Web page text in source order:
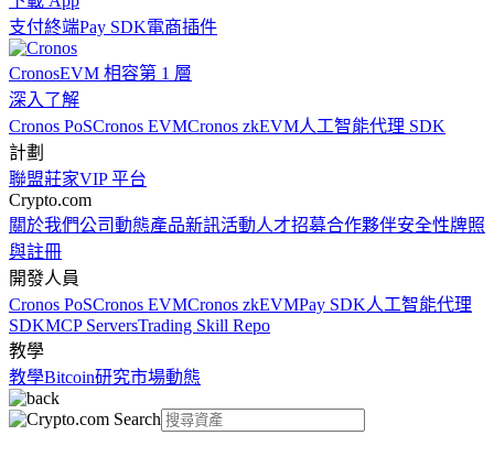
支付終端Pay SDK電商插件
CronosEVM 相容第 1 層
深入了解
Cronos PoSCronos EVMCronos zkEVM人工智能代理 SDK
計劃
聯盟莊家VIP 平台
Crypto.com
關於我們公司動態產品新訊活動人才招募合作夥伴安全性牌照
與註冊
開發人員
Cronos PoSCronos EVMCronos zkEVMPay SDK人工智能代理
SDKMCP ServersTrading Skill Repo
教學
教學Bitcoin研究市場動態